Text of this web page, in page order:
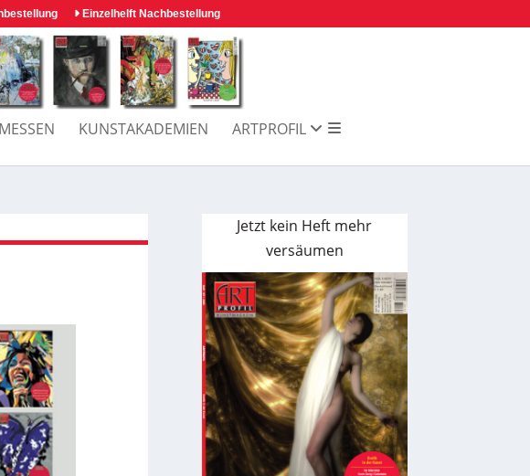
Einzelhelft Nachbestellung
KUNSTAKADEMIEN ARTPROFIL
Jetzt kein Heft mehr
versäumen